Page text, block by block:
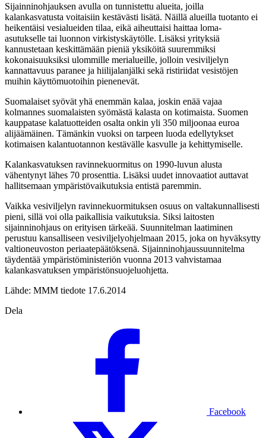
Sijainninohjauksen avulla on tunnistettu alueita, joilla
kalankasvatusta voitaisiin kestävästi lisätä. Näillä alueilla tuotanto ei
heikentäisi vesialueiden tilaa, eikä aiheuttaisi haittaa loma-
asutukselle tai luonnon virkistyskäytölle. Lisäksi yrityksiä
kannustetaan keskittämään pieniä yksiköitä suuremmiksi
kokonaisuuksiksi ulommille merialueille, jolloin vesiviljelyn
kannattavuus paranee ja hiilijalanjälki sekä ristiriidat vesistöjen
muihin käyttömuotoihin pienenevät.
Suomalaiset syövät yhä enemmän kalaa, joskin enää vajaa
kolmannes suomalaisten syömästä kalasta on kotimaista. Suomen
kauppatase kalatuotteiden osalta onkin yli 350 miljoonaa euroa
alijäämäinen. Tämänkin vuoksi on tarpeen luoda edellytykset
kotimaisen kalantuotannon kestävälle kasvulle ja kehittymiselle.
Kalankasvatuksen ravinnekuormitus on 1990-luvun alusta
vähentynyt lähes 70 prosenttia. Lisäksi uudet innovaatiot auttavat
hallitsemaan ympäristövaikutuksia entistä paremmin.
Vaikka vesiviljelyn ravinnekuormituksen osuus on valtakunnallisesti
pieni, sillä voi olla paikallisia vaikutuksia. Siksi laitosten
sijainninohjaus on erityisen tärkeää. Suunnitelman laatiminen
perustuu kansalliseen vesiviljelyohjelmaan 2015, joka on hyväksytty
valtioneuvoston periaatepäätöksenä. Sijainninohjaussuunnitelma
täydentää ympäristöministeriön vuonna 2013 vahvistamaa
kalankasvatuksen ympäristönsuojeluohjetta.
Lähde: MMM tiedote 17.6.2014
Dela
Facebook